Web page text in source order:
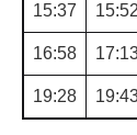
15:37 15:52
16:58
19:28